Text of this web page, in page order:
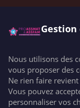

Téléphone

Email
Gestion
Nous utilisons des
vous proposer des
Ne rien faire
Vous pouvez
personnaliser vos